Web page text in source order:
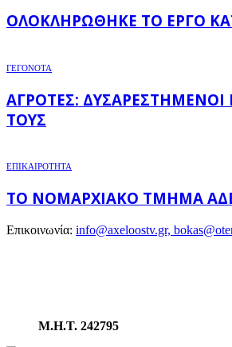
ΟΛΟΚΛΗΡΏΘΗΚΕ ΤΟ ΈΡΓΟ
ΓΕΓΟΝΟΤΑ
ΑΓΡΌΤΕΣ:
ΤΟΥΣ
ΕΠΙΚΑΙΡΟΤΗΤΑ
ΤΟ ΝΟΜΑΡΧΙΑΚΌ ΤΜΉΜΑ
Επικοινωνία: info@axeloostv.gr,
Μ.Η.Τ. 242795